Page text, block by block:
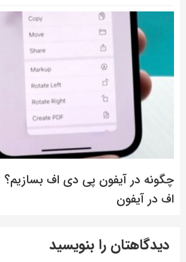
چگونه در آیفون پی دی اف
اف در آیفون
دیدگاهتان را بنویسید